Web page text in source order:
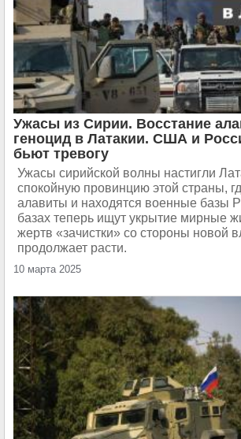
Ужасы из Сирии. Восстание
геноцид в Латакии. США и
бьют тревогу
Ужасы сирийской волны настигли
спокойную провинцию этой страны,
алавиты и находятся военные базы
базах теперь ищут укрытие мирные
жертв «зачистки» со стороны новой
продолжает расти.
10 марта 2025